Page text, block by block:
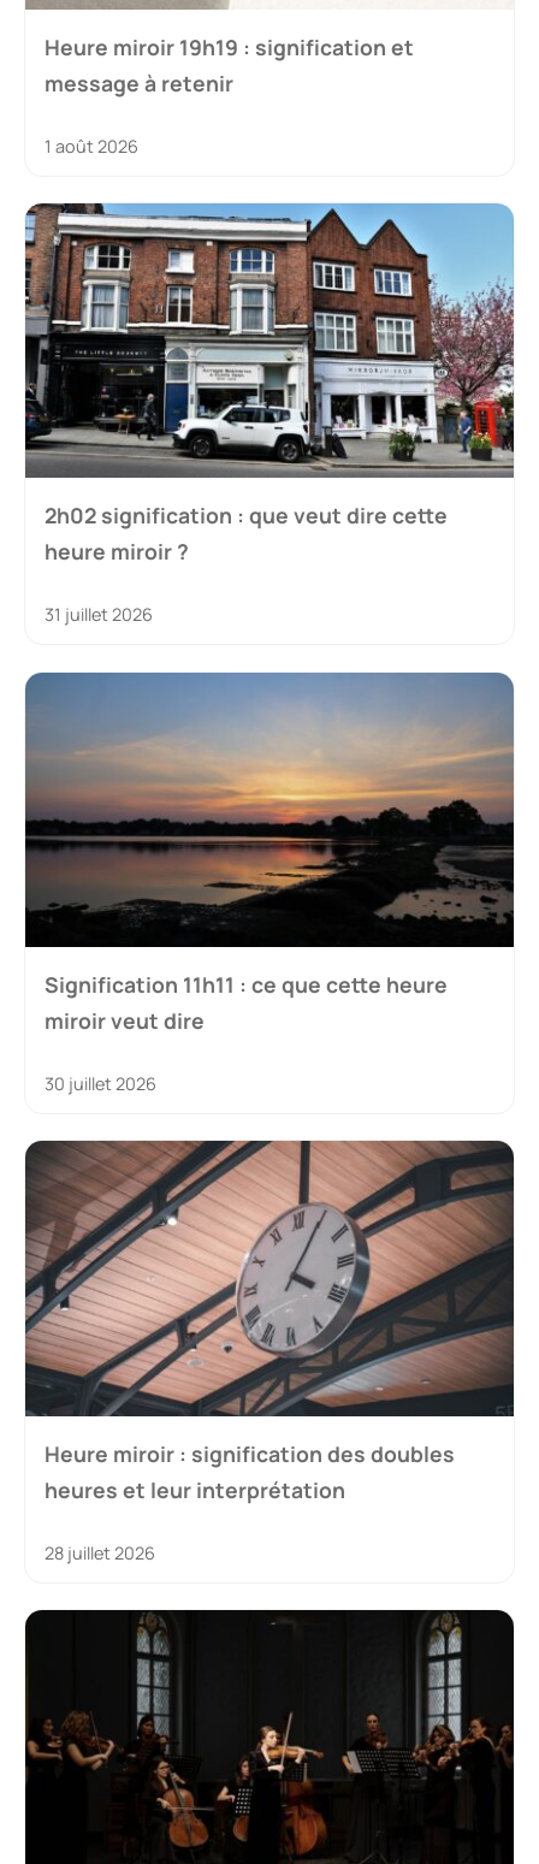
Heure miroir 19h19 : signification et
message à retenir
1 août 2026
2h02 signification : que veut dire cette
heure miroir ?
31 juillet 2026
Signification 11h11 : ce que cette heure
miroir veut dire
30 juillet 2026
Heure miroir : signification des doubles
heures et leur interprétation
28 juillet 2026